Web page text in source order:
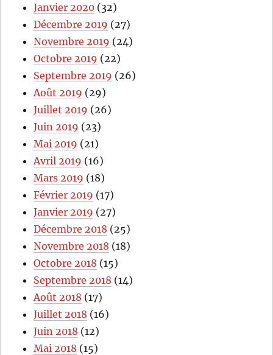
Janvier 2020 (32)
Décembre 2019 (27)
Novembre 2019 (24)
Octobre 2019 (22)
Septembre 2019 (26)
Août 2019 (29)
Juillet 2019 (26)
Juin 2019 (23)
Mai 2019 (21)
Avril 2019 (16)
Mars 2019 (18)
Février 2019 (17)
Janvier 2019 (27)
Décembre 2018 (25)
Novembre 2018 (18)
Octobre 2018 (15)
Septembre 2018 (14)
Août 2018 (17)
Juillet 2018 (16)
Juin 2018 (12)
Mai 2018 (15)